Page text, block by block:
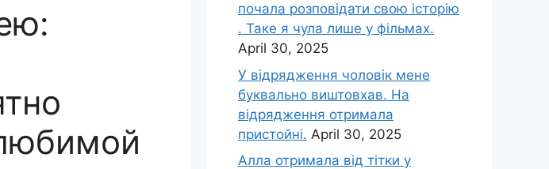
почала розповідати свою історію
. Таке я чула лише у фільмах.
April 30, 2025
У відрядження чоловік мене
буквально виштовхав. На
відрядження отримала
пристойні. April 30, 2025
Алла отримала від тітки у